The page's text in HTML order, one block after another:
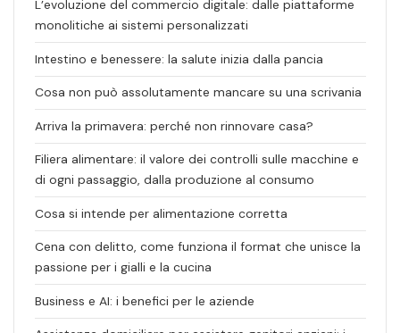
L’evoluzione del commercio digitale: dalle piattaforme
monolitiche ai sistemi personalizzati
Intestino e benessere: la salute inizia dalla pancia
Cosa non può assolutamente mancare su una scrivania
Arriva la primavera: perché non rinnovare casa?
Filiera alimentare: il valore dei controlli sulle macchine e
di ogni passaggio, dalla produzione al consumo
Cosa si intende per alimentazione corretta
Cena con delitto, come funziona il format che unisce la
passione per i gialli e la cucina
Business e AI: i benefici per le aziende